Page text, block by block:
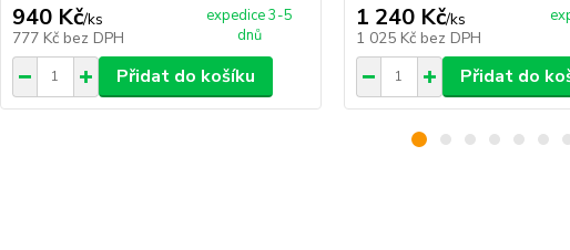
940 Kč/ks
777 Kč bez DPH
expedice 3-5
dnů
Přidat do košíku
1 240 Kč/ks
1 025 Kč bez DPH
Přidat do